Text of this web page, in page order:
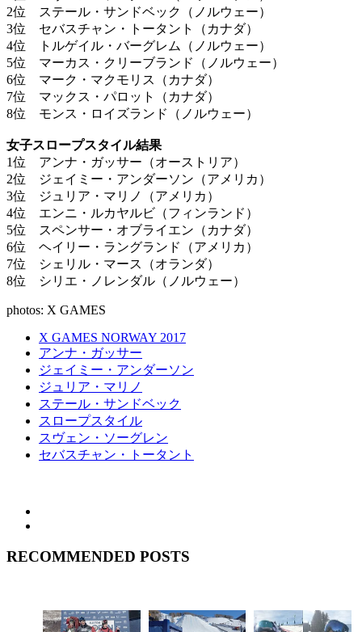
2位 ステール・サンドベック（ノルウェー）
3位 セバスチャン・トータント（カナダ）
4位 トルゲイル・バーグレム（ノルウェー）
5位 マーカス・クリーブランド（ノルウェー）
6位 マーク・マクモリス（カナダ）
7位 マックス・パロット（カナダ）
8位 モンス・ロイズランド（ノルウェー）
女子スロープスタイル結果
1位 アンナ・ガッサー（オーストリア）
2位 ジェイミー・アンダーソン（アメリカ）
3位 ジュリア・マリノ（アメリカ）
4位 エンニ・ルカヤルビ（フィンランド）
5位 スペンサー・オブライエン（カナダ）
6位 ヘイリー・ラングランド（アメリカ）
7位 シェリル・マース（オランダ）
8位 シリエ・ノレンダル（ノルウェー）
photos: X GAMES
X GAMES NORWAY 2017
アンナ・ガッサー
ジェイミー・アンダーソン
ジュリア・マリノ
ステール・サンドベック
スロープスタイル
スヴェン・ソーグレン
セバスチャン・トータント
RECOMMENDED POSTS